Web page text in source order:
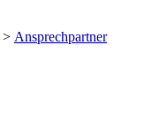
> Ansprechpartner